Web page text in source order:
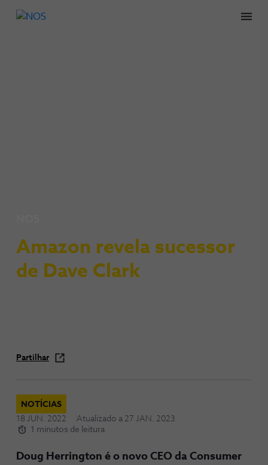
Amazon revela sucessor
de Dave Clark
Partilhar
NOTÍCIAS
18 JUN. 2022
Atualizado a 27 JAN. 2023
1 minutos de leitura
Doug Herrington é o novo CEO da Consumer